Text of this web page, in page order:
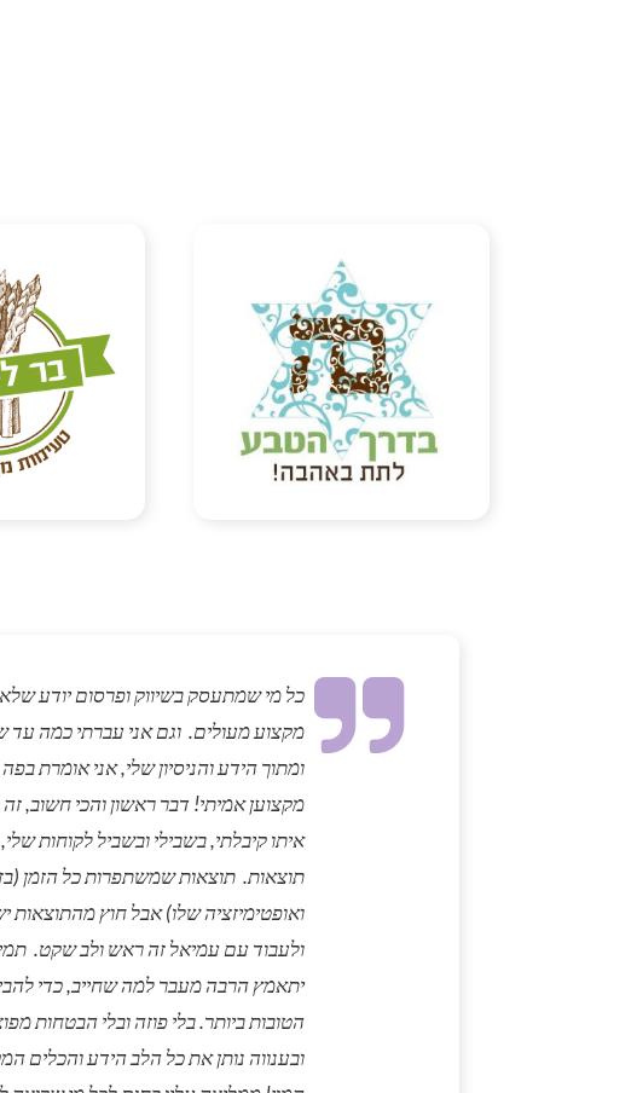
כל מי שמתעסק בשיווק ופרסום יודע
מקצוע מעולים. וגם אני עברתי כמה עד
ומתוך הידע והניסיון שלי, אני אומרת
מקצוען אמיתי! דבר ראשון והכי חשוב,
איתו קיבלתי, בשבילי ובשביל לקוחות
תוצאות. תוצאות שמשתפרות כל הזמן
ואופטימיזציה שלו) אבל חוץ מהתוצאות
ולעבוד עם עמיאל זה ראש ולב שקט.
יתאמץ הרבה מעבר למה שחייב, כדי
הטובות ביותר. בלי פוזה ובלי הבטחות
ובענווה נותן את כל הלב הידע והכלים